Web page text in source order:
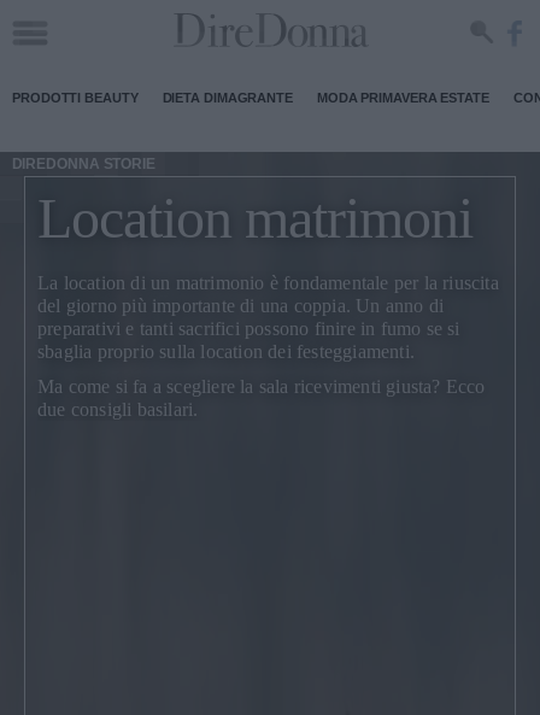
PRODOTTI BEAUTY DIETA DIMAGRANTE MODA PRIMAVERA ESTATE
DIREDONNA STORIE
Location matrimoni
La location di un matrimonio è fondamentale per la riuscita
del giorno più importante di una coppia. Un anno di
preparativi e tanti sacrifici possono finire in fumo se si
sbaglia proprio sulla location dei festeggiamenti.
Ma come si fa a scegliere la sala ricevimenti giusta? Ecco
due consigli basilari.